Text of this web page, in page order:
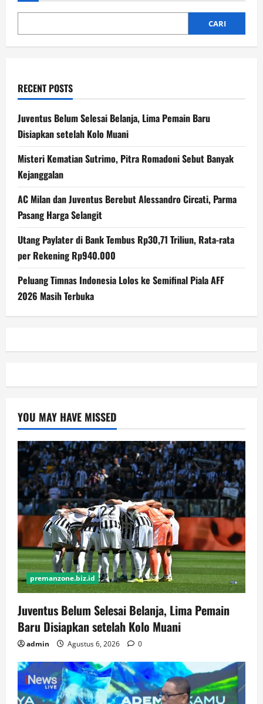
di
Ulang
Singgung
Disimpan
CARI
RECENT POSTS
Juventus Belum Selesai Belanja, Lima Pemain Baru
Disiapkan setelah Kolo Muani
Misteri Kematian Sutrimo, Pitra Romadoni Sebut Banyak
Kejanggalan
AC Milan dan Juventus Berebut Alessandro Circati, Parma
Pasang Harga Selangit
Utang Paylater di Bank Tembus Rp30,71 Triliun, Rata-rata
per Rekening Rp940.000
Peluang Timnas Indonesia Lolos ke Semifinal Piala AFF
2026 Masih Terbuka
YOU MAY HAVE MISSED
premanzone.biz.id
Juventus Belum Selesai Belanja, Lima Pemain
Baru Disiapkan setelah Kolo Muani
admin Agustus 6, 2026 0